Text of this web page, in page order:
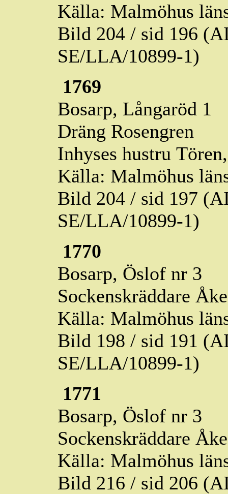
Källa: Malmöhus
Bild 204 / sid 196
SE/LLA/10899-1)
1769
Bosarp, Långaröd 1
Dräng Rosengren
Inhyses hustru Tören
Källa: Malmöhus
Bild 204 / sid 197
SE/LLA/10899-1)
1770
Bosarp, Öslof nr 3
Sockenskräddare
Källa: Malmöhus
Bild 198 / sid 191
SE/LLA/10899-1)
1771
Bosarp, Öslof nr 3
Sockenskräddare
Källa: Malmöhus
Bild 216 / sid 206